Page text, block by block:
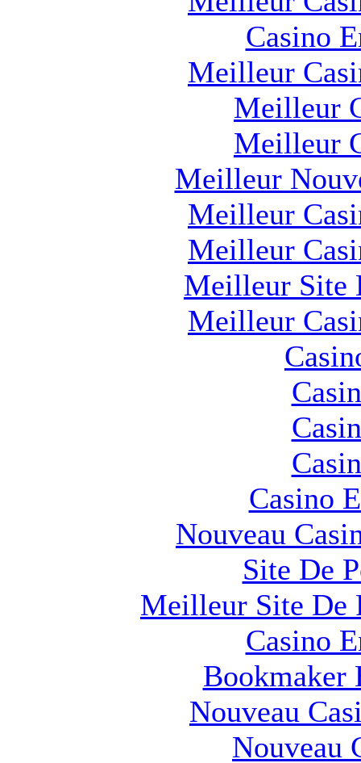
Casino
Meilleur
Meilleur
Meilleur
Meilleur
Meilleur
Meilleur
Meilleur Site
Meilleur
Casino
Nouveau
Site De
Meilleur Site De
Casino
Bookmaker
Nouveau
Nouveau